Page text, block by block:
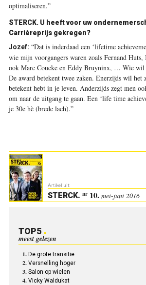
optimaliseren.”
STERCK. U heeft voor uw
Carrièreprijs gekregen?
Jozef: “Dat is inderdaad een ‘lifetime
wie mijn voorgangers waren zoals Fernand Huts,
ook Marc Coucke en Eddy Bruyninx, … Wie wil
De award betekent twee zaken. Enerzijds wil het
betekent hebt in je leven. Anderzijds zegt men
om naar de uitgang te gaan. Een ‘life time
je 30e hè (brede lach).”
Artikel uit:
STERCK. nr10. mei-juni 2016
TOP5
meest gelezen
De grote transitie
Versnelling hoger
Salon op wielen
Vicky Waldukat